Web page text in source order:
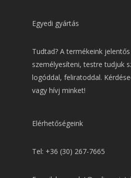
Egyedi gyártás
Tudtad? A termékeink
személyesíteni, testre tudjuk
logóddal, feliratoddal.
vagy hívj minket!
Elérhetőségeink
Tel: +36 (30) 267-7665